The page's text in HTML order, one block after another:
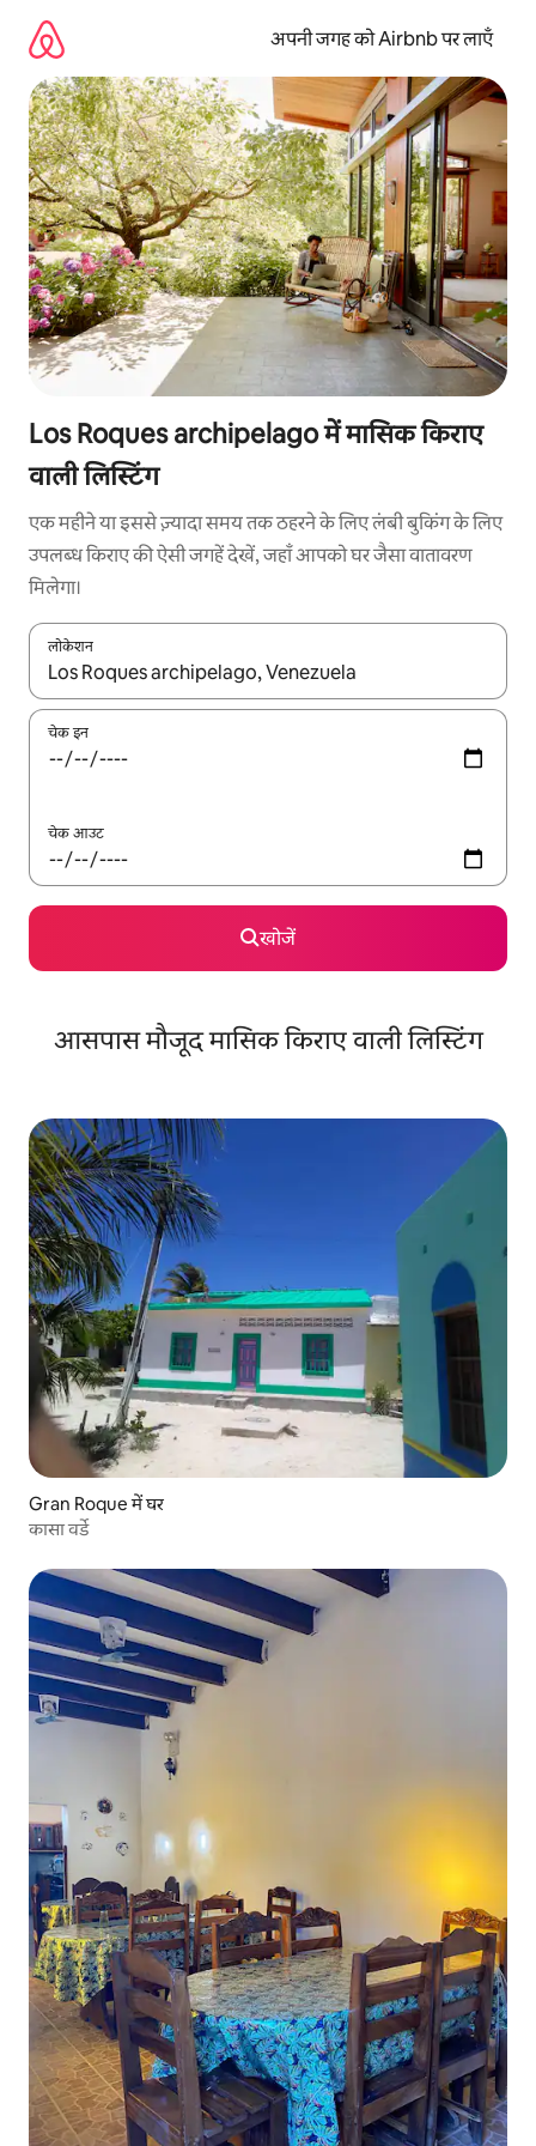
छोड़कर
सीधा
कॉन्टेंट
अपनी जगह को Airbnb पर लाएँ
Los Roques archipelago में मासिक किराए
वाली लिस्टिंग
एक महीने या इससे ज़्यादा समय तक ठहरने के लिए लंबी बुकिंग के लिए
उपलब्ध किराए की ऐसी जगहें देखें, जहाँ आपको घर जैसा वातावरण
मिलेगा।
लोकेशन
नतीजों के उपलब्ध होने पर, अप और डाउन 'ऐरो की' का इस्तेमाल करके नेविगेट
चेक इन
चेक आउट
खोजें
आसपास मौजूद मासिक किराए वाली लिस्टिंग
Gran Roque में घर
कासा वर्डे